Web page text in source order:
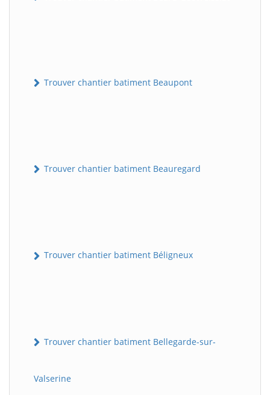
Trouver chantier batiment Beaupont
Trouver chantier batiment Beauregard
Trouver chantier batiment Béligneux
Trouver chantier batiment Bellegarde-sur-
Valserine